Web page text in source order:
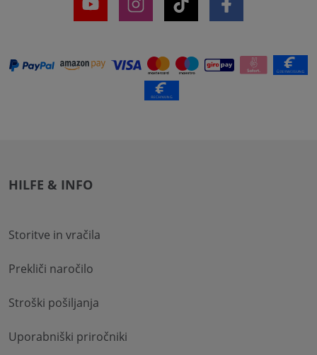
HILFE & INFO
Storitve in vračila
Prekliči naročilo
Stroški pošiljanja
Uporabniški priročniki